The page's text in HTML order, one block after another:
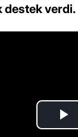
destek verdi.